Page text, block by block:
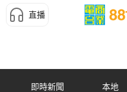
直播
即時新聞 本地